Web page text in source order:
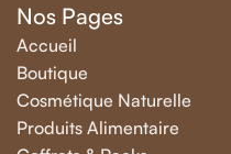
Nos Pages
Accueil
Boutique
Cosmétique Naturelle
Produits Alimentaire